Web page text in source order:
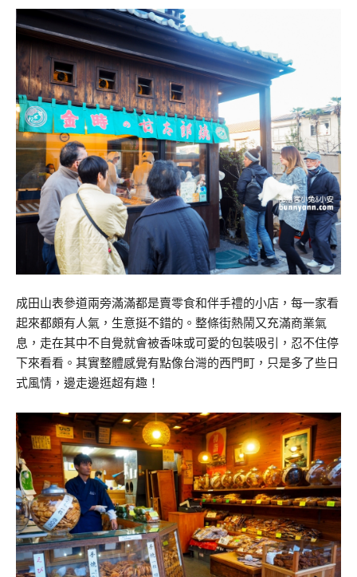
成田山表參道兩旁滿滿都是賣零食和伴手禮的小店，每一家看
起來都頗有人氣，生意挺不錯的。整條街熱鬧又充滿商業氣
息，走在其中不自覺就會被香味或可愛的包裝吸引，忍不住停
下來看看。其實整體感覺有點像台灣的西門町，只是多了些日
式風情，邊走邊逛超有趣！